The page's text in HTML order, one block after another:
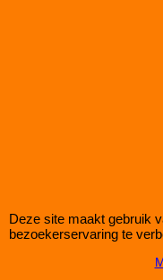
AUDI 80/90
Deze site maakt gebruik
bezoekerservaring te